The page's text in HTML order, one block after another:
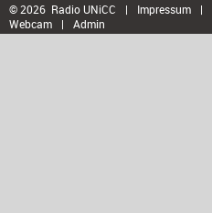
© 2026 Radio UNiCC | Impressum |
Webcam
| Admin